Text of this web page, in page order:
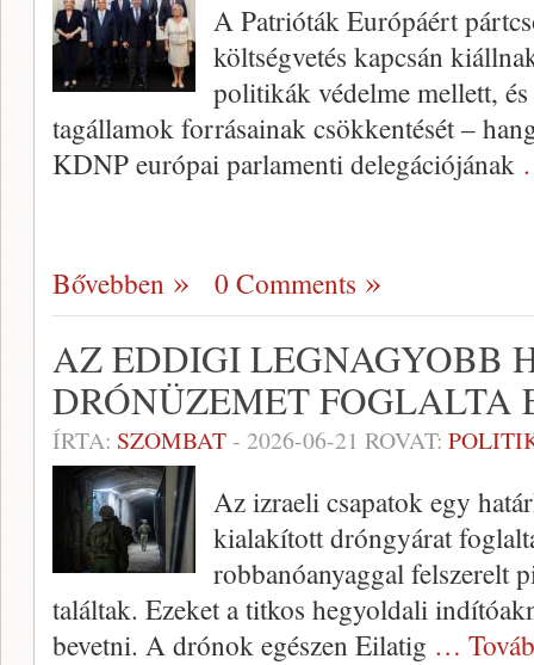
A Patrióták Európáért
költségvetés kapcsán
politikák védelme mellett,
tagállamok forrásainak csökkentését –
KDNP európai parlamenti delegációjának
Bővebben 0 Comments
AZ EDDIGI LEGNAGYOBB
DRÓNÜZEMET FOGLALTA
ÍRTA: SZOMBAT- 2026-06-21 ROVAT:
Az izraeli csapatok egy
kialakított dróngyárat
robbanóanyaggal felszerelt
találtak. Ezeket a titkos hegyoldali
bevetni. A drónok egészen Eilatig …